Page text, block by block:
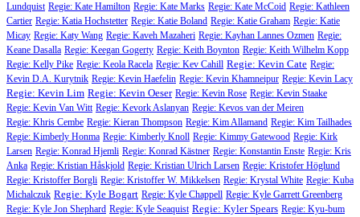
Lundquist Regie: Kate Hamilton Regie: Kate Marks Regie: Kate McCoid Regie: Kathleen
Cartier Regie: Katia Hochstetter Regie: Katie Boland Regie: Katie Graham Regie: Katie
Micay Regie: Katy Wang Regie: Kaveh Mazaheri Regie: Kayhan Lannes Ozmen Regie:
Keane Dasalla Regie: Keegan Gogerty Regie: Keith Boynton Regie: Keith Wilhelm Kopp
Regie: Kelly Pike Regie: Keola Racela Regie: Kev Cahill Regie: Kevin Cate Regie:
Kevin D.A. Kurytnik Regie: Kevin Haefelin Regie: Kevin Khamneipur Regie: Kevin Lacy
Regie: Kevin Lim Regie: Kevin Oeser Regie: Kevin Rose Regie: Kevin Staake
Regie: Kevin Van Witt Regie: Kevork Aslanyan Regie: Kevos van der Meiren
Regie: Khris Cembe Regie: Kieran Thompson Regie: Kim Allamand Regie: Kim Tailhades
Regie: Kimberly Honma Regie: Kimberly Knoll Regie: Kimmy Gatewood Regie: Kirk
Larsen Regie: Konrad Hjemli Regie: Konrad Kästner Regie: Konstantin Enste Regie: Kris
Anka Regie: Kristian Håskjold Regie: Kristian Ulrich Larsen Regie: Kristofer Höglund
Regie: Kristoffer Borgli Regie: Kristoffer W. Mikkelsen Regie: Krystal White Regie: Kuba
Michalczuk Regie: Kyle Bogart Regie: Kyle Chappell Regie: Kyle Garrett Greenberg
Regie: Kyle Jon Shephard Regie: Kyle Seaquist Regie: Kyler Spears Regie: Kyu-bum